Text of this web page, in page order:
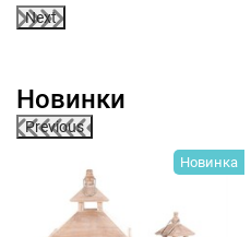
Next
Новинки
Previous
Новинка